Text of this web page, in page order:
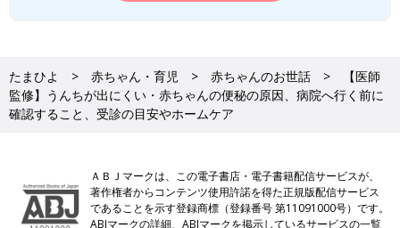
たまひよ 赤ちゃん・育児 赤ちゃんのお世話
【医師
監修】うんちが出にくい・赤ちゃんの便秘の原因、病院へ行く前に
確認すること、受診の目安やホームケア
ＡＢＪマークは、この電子書店・電子書籍配信サービスが、
著作権者からコンテンツ使用許諾を得た正規版配信サービス
であることを示す登録商標（登録番号 第11091000号）です。
ABJマークの詳細、ABJマークを掲示しているサービスの一覧